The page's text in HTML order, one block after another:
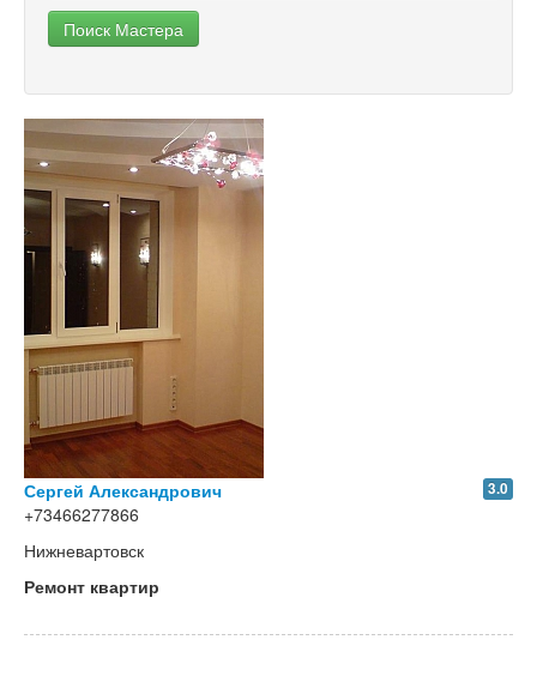
Поиск Мастера
3.0
Сергей Александрович
+73466277866
Нижневартовск
Ремонт квартир